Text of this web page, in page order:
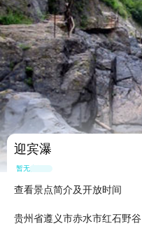
迎宾瀑
暂无点评
查看景点简介及开放时间
贵州省遵义市赤水市红石野谷
